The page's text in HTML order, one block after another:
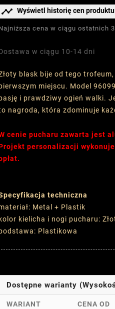
 Wyświetl historię cen produktu
cena w ciągu ostatnich
w ciągu 10-14 dni
blask bije od tego
miejscu. Model
i prawdziwy ogień walki.
nagroda, która zdominuje
cenie pucharu zawarta jest
personalizacji
techniczna
Metal + Plastik
kielicha i nogi pucharu:
Plastikowa
Dostępne warianty
WARIANT CENA OD